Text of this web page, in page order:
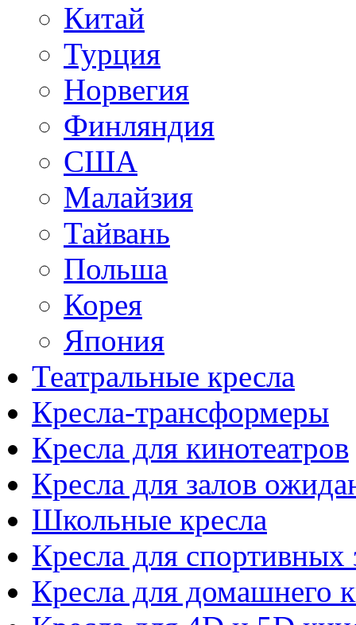
Китай
Турция
Норвегия
Финляндия
США
Малайзия
Тайвань
Польша
Корея
Япония
Театральные кресла
Кресла-трансформеры
Кресла для кинотеатров
Кресла для залов
Школьные кресла
Кресла для спортивных
Кресла для домашнего